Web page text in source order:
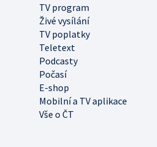
TV program
Živé vysílání
TV poplatky
Teletext
Podcasty
Počasí
E-shop
Mobilní a TV aplikace
Vše o ČT